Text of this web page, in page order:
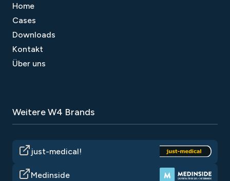
Home
Cases
Downloads
Kontakt
Über uns
Weitere W4 Brands
just-medical!
Medinside